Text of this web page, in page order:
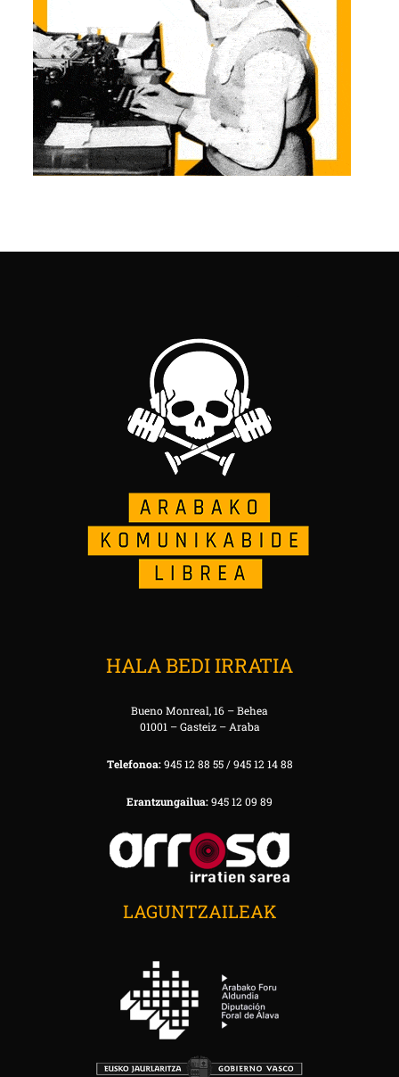
HALA BEDI IRRATIA
Bueno Monreal, 16 – Behea
01001 – Gasteiz – Araba
Telefonoa:945 12 88 55 / 945 12 14 88
Erantzungailua:945 12 09 89
LAGUNTZAILEAK